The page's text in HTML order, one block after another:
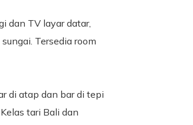
dan TV layar datar,
Tersedia room
di atap dan bar di tepi
tari Bali dan